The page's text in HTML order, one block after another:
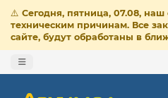
⚠️ Сегодня, пятница, 07.08,
техническим причинам. Все
сайте, будут обработаны в